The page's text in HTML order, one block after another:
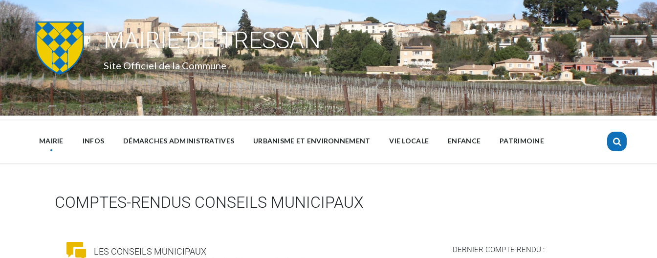
MAIRIE DE TRESSAN
Site Officiel de la Commune
MAIRIE INFOS DÉMARCHES ADMINISTRATIVES URBANISME ET ENVIRONNEMENT VIE LOCALE ENFANCE PATRIMOINE
COMPTES-RENDUS CONSEILS MUNICIPAUX
LES CONSEILS MUNICIPAUX DERNIER COMPTE-RENDU :